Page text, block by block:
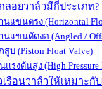
ลอยวาล์วมีกี่ประเภท?
นแขนตรง (Horizontal
นแขนดัดงอ (Angled /
บ (Piston Float Valve)
รงดันสูง (High Pressure
เรือนวาล์วให้เหมาะกั